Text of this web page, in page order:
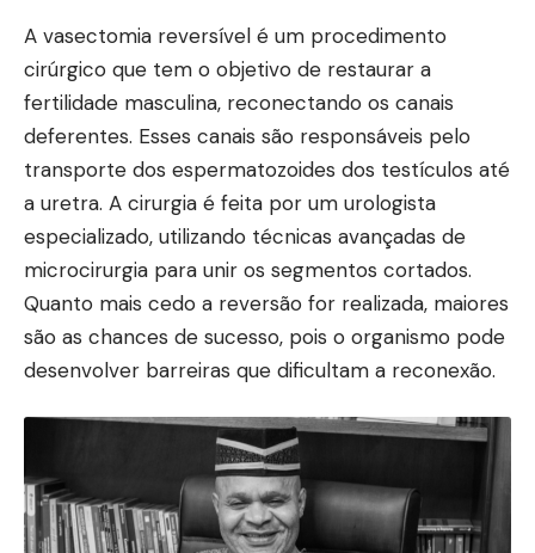
A vasectomia reversível é um procedimento
cirúrgico que tem o objetivo de restaurar a
fertilidade masculina, reconectando os canais
deferentes. Esses canais são responsáveis pelo
transporte dos espermatozoides dos testículos até
a uretra. A cirurgia é feita por um urologista
especializado, utilizando técnicas avançadas de
microcirurgia para unir os segmentos cortados.
Quanto mais cedo a reversão for realizada, maiores
são as chances de sucesso, pois o organismo pode
desenvolver barreiras que dificultam a reconexão.